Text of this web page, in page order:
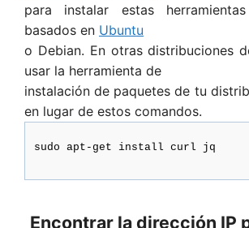
para instalar estas
basados ​​en Ubuntu
o Debian. En otras distribuciones
usar la herramienta de
instalación de paquetes de tu
en lugar de estos comandos.
sudo apt-get install curl jq
Encontrar la dirección IP